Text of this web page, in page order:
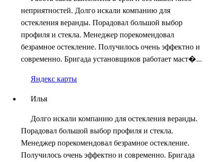
неприятностей. Долго искали компанию для
остекления веранды. Порадовал большой выбор
профиля и стекла. Менеджер порекомендовал
безрамное остекление. Получилось очень эффектно и
современно. Бригада установщиков работает маст�...
Яндекс карты
Илья
Долго искали компанию для остекления веранды.
Порадовал большой выбор профиля и стекла.
Менеджер порекомендовал безрамное остекление.
Получилось очень эффектно и современно. Бригада